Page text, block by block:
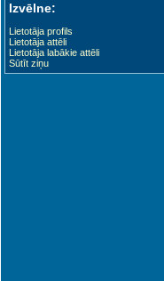
Izvēlne:
Lietotāja profils
Lietotāja attēli
Lietotāja labākie attēli
Sūtīt ziņu